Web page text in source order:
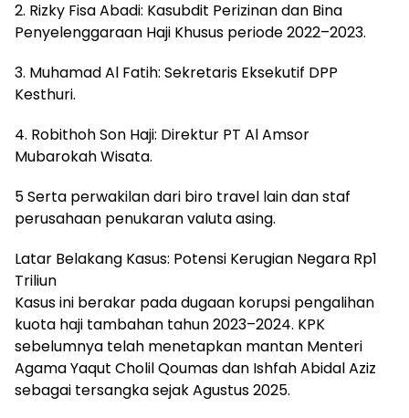
2. Rizky Fisa Abadi: Kasubdit Perizinan dan Bina
Penyelenggaraan Haji Khusus periode 2022–2023.
3. Muhamad Al Fatih: Sekretaris Eksekutif DPP
Kesthuri.
4. Robithoh Son Haji: Direktur PT Al Amsor
Mubarokah Wisata.
5 Serta perwakilan dari biro travel lain dan staf
perusahaan penukaran valuta asing.
Latar Belakang Kasus: Potensi Kerugian Negara Rp1
Triliun
Kasus ini berakar pada dugaan korupsi pengalihan
kuota haji tambahan tahun 2023–2024. KPK
sebelumnya telah menetapkan mantan Menteri
Agama Yaqut Cholil Qoumas dan Ishfah Abidal Aziz
sebagai tersangka sejak Agustus 2025.